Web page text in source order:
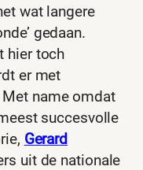
wat langere
gedaan.
hier toch
er met
name omdat
succesvolle
Gerard
uit de nationale